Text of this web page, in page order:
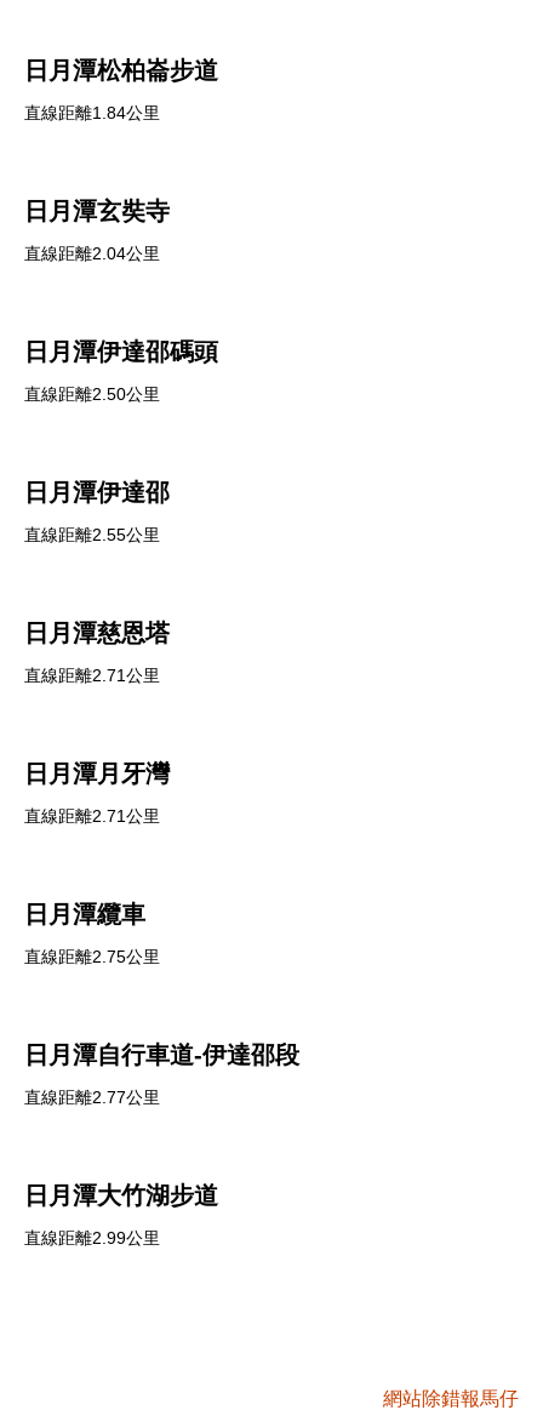
日月潭松柏崙步道
直線距離1.84公里
日月潭玄奘寺
直線距離2.04公里
日月潭伊達邵碼頭
直線距離2.50公里
日月潭伊達邵
直線距離2.55公里
日月潭慈恩塔
直線距離2.71公里
日月潭月牙灣
直線距離2.71公里
日月潭纜車
直線距離2.75公里
日月潭自行車道-伊達邵段
直線距離2.77公里
日月潭大竹湖步道
直線距離2.99公里
網站除錯報馬仔